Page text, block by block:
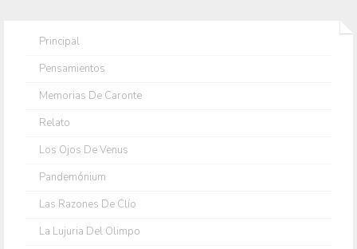
Principal
Pensamientos
Memorias De Caronte
Relato
Los Ojos De Venus
Pandemónium
Las Razones De Clío
La Lujuria Del Olimpo